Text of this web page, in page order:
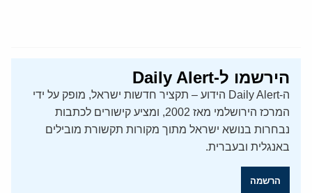
הירשמו ל-Daily Alert
ה-Daily Alert הידוע – תקציר חדשות ישראל, מופק על ידי
המרכז הירושלמי מאז 2002, ומציע קישורים לכתבות
נבחרות בנושא ישראל מתוך מקורות תקשורת מובילים
באנגלית ובעברית.
הרשמה